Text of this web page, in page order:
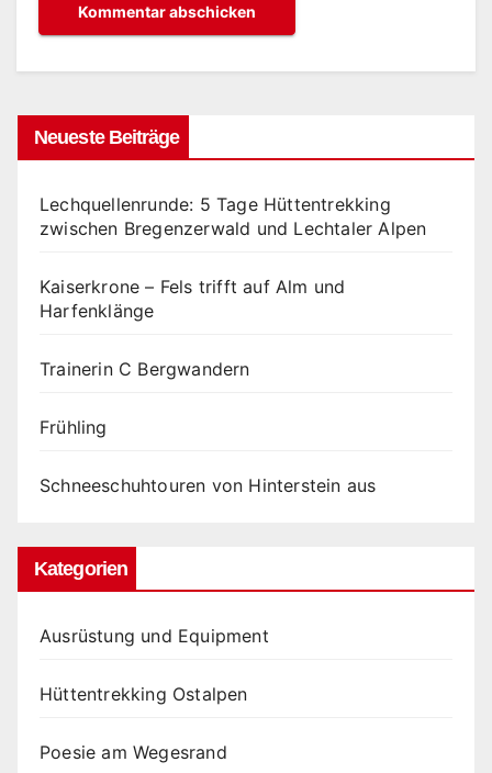
Neueste Beiträge
Lechquellenrunde: 5 Tage Hüttentrekking
zwischen Bregenzerwald und Lechtaler Alpen
Kaiserkrone – Fels trifft auf Alm und
Harfenklänge
Trainerin C Bergwandern
Frühling
Schneeschuhtouren von Hinterstein aus
Kategorien
Ausrüstung und Equipment
Hüttentrekking Ostalpen
Poesie am Wegesrand